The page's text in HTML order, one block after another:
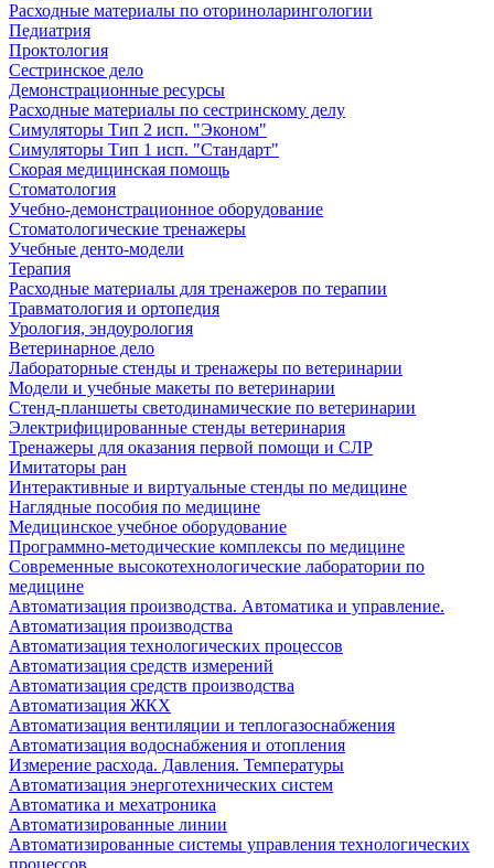
Расходные материалы по оториноларингологии
Педиатрия
Проктология
Сестринское дело
Демонстрационные ресурсы
Расходные материалы по сестринскому делу
Симуляторы Тип 2 исп. "Эконом"
Симуляторы Тип 1 исп. "Стандарт"
Скорая медицинская помощь
Стоматология
Учебно-демонстрационное оборудование
Стоматологические тренажеры
Учебные денто-модели
Терапия
Расходные материалы для тренажеров по терапии
Травматология и ортопедия
Урология, эндоурология
Ветеринарное дело
Лабораторные стенды и тренажеры по ветеринарии
Модели и учебные макеты по ветеринарии
Стенд-планшеты светодинамические по ветеринарии
Электрифицированные стенды ветеринария
Тренажеры для оказания первой помощи и СЛР
Имитаторы ран
Интерактивные и виртуальные стенды по медицине
Наглядные пособия по медицине
Медицинское учебное оборудование
Программно-методические комплексы по медицине
Современные высокотехнологические лаборатории по
медицине
Автоматизация производства. Автоматика и управление.
Автоматизация производства
Автоматизация технологических процессов
Автоматизация средств измерений
Автоматизация средств производства
Автоматизация ЖКХ
Автоматизация вентиляции и теплогазоснабжения
Автоматизация водоснабжения и отопления
Измерение расхода. Давления. Температуры
Автоматизация энерготехнических систем
Автоматика и мехатроника
Автоматизированные линии
Автоматизированные системы управления технологических
процессов